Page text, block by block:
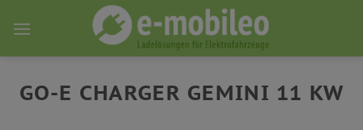
GO-E CHARGER GEMINI 11 KW